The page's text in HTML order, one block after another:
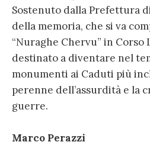
Sostenuto dalla Prefettura
della memoria, che si va
“Nuraghe Chervu” in Corso
destinato a diventare nel
monumenti ai Caduti più
perenne dell’assurdità e la
guerre.
Marco Perazzi